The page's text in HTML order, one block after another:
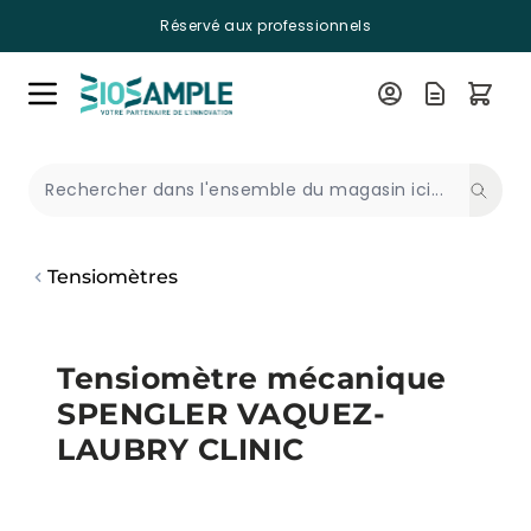
Réservé aux professionnels
Tensiomètres
Tensiomètre mécanique
SPENGLER VAQUEZ-
LAUBRY CLINIC